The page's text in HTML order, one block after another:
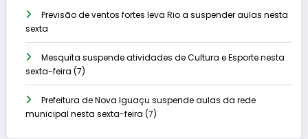
Previsão de ventos fortes leva Rio a suspender aulas nesta
sexta
Mesquita suspende atividades de Cultura e Esporte nesta
sexta-feira (7)
Prefeitura de Nova Iguaçu suspende aulas da rede
municipal nesta sexta-feira (7)